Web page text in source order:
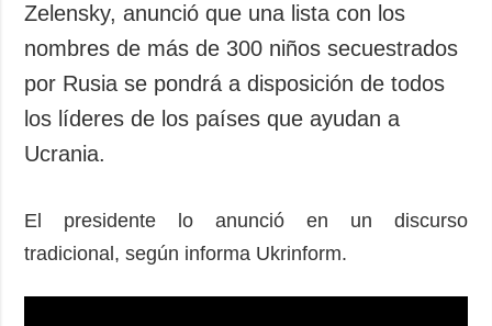
Zelensky, anunció que una lista con los
nombres de más de 300 niños secuestrados
por Rusia se pondrá a disposición de todos
los líderes de los países que ayudan a
Ucrania.
El presidente lo anunció en un discurso
tradicional, según informa Ukrinform.